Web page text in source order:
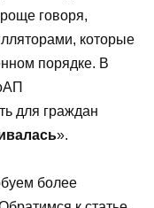
говоря,
которые
порядке. В
для граждан
».
более